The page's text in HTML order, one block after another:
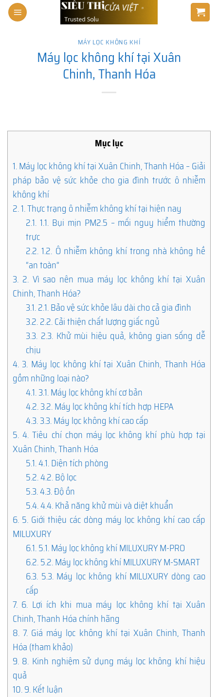
Skip
MÁY LỌC KHÔNG KHÍ
Máy lọc không khí tại Xuân
Chinh, Thanh Hóa
Mục lục
1.Máy lọc không khí tại Xuân Chinh, Thanh Hóa – Giải
pháp bảo vệ sức khỏe cho gia đình trước ô nhiễm
không khí
2.1. Thực trạng ô nhiễm không khí tại hiện nay
2.1. 1.1. Bụi mịn PM2.5 – mối nguy hiểm thường
trực
2.2. 1.2. Ô nhiễm không khí trong nhà không hề
“an toàn”
3. 2. Vì sao nên mua máy lọc không khí tại Xuân
Chinh, Thanh Hóa?
3.1.2.1. Bảo vệ sức khỏe lâu dài cho cả gia đình
3.2.2.2. Cải thiện chất lượng giấc ngủ
3.3. 2.3. Khử mùi hiệu quả, không gian sống dễ
chịu
4. 3. Máy lọc không khí tại Xuân Chinh, Thanh Hóa
gồm những loại nào?
4.1.3.1. Máy lọc không khí cơ bản
4.2.3.2. Máy lọc không khí tích hợp HEPA
4.3.3.3. Máy lọc không khí cao cấp
5. 4. Tiêu chí chọn máy lọc không khí phù hợp tại
Xuân Chinh, Thanh Hóa
5.1.4.1. Diện tích phòng
5.2.4.2. Bộ lọc
5.3.4.3. Độ ồn
5.4.4.4. Khả năng khử mùi và diệt khuẩn
6. 5. Giới thiệu các dòng máy lọc không khí cao cấp
MILUXURY
6.1.5.1. Máy lọc không khí MILUXURY M-PRO
6.2.5.2. Máy lọc không khí MILUXURY M-SMART
6.3. 5.3. Máy lọc không khí MILUXURY dòng cao
cấp
7. 6. Lợi ích khi mua máy lọc không khí tại Xuân
Chinh, Thanh Hóa chính hãng
8. 7. Giá máy lọc không khí tại Xuân Chinh, Thanh
Hóa (tham khảo)
9. 8. Kinh nghiệm sử dụng máy lọc không khí hiệu
quả
10.9. Kết luận